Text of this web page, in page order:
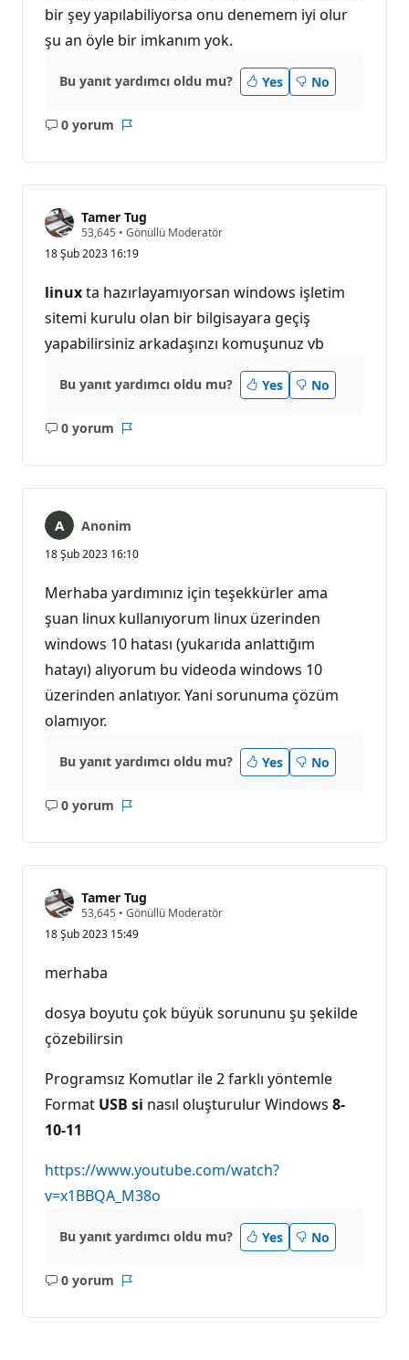
bir şey yapılabiliyorsa onu denemem iyi olur
şu an öyle bir imkanım yok.
Bu yanıt yardımcı oldu mu? Yes No
0 yorum
Açıklama
Tamer Tug
53,645 S
y
ı
n
ı
k
a
n
• Gönüllü Moderatör
18 Şub 2023 16:19
linuxta hazırlayamıyorsan windows işletim
sitemi kurulu olan bir bilgisayara geçiş
yapabilirsiniz arkadaşınzı komuşunuz vb
Bu yanıt yardımcı oldu mu? Yes No
0 yorum
Açıklama
Anonim
18 Şub 2023 16:10
Merhaba yardımınız için teşekkürler ama
şuan linux kullanıyorum linux üzerinden
windows 10 hatası (yukarıda anlattığım
hatayı) alıyorum bu videoda windows 10
üzerinden anlatıyor. Yani sorunuma çözüm
olamıyor.
Bu yanıt yardımcı oldu mu? Yes No
0 yorum
Açıklama
Tamer Tug
53,645 S
y
k
p
u
n
• Gönüllü Moderatör
18 Şub 2023 15:49
merhaba
dosya boyutu çok büyük sorununu şu şekilde
çözebilirsin
Programsız Komutlar ile 2 farklı yöntemle
Format USB si nasıl oluşturulur Windows 8-
10-11
https://www.youtube.com/watch?
v=x1BBQA_M38o
Bu yanıt yardımcı oldu mu? Yes No
0 yorum
Açıklama